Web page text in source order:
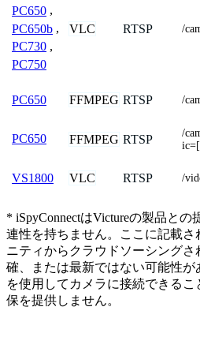
PC650 ,
PC650b ,
PC730 ,
PC750
VLC RTSP /
PC650 FFMPEG RTSP /
PC650 FFMPEG RTSP
/
VS1800 VLC RTSP /
* iSpyConnectはVictureの製品と
連性を持ちません。ここに記載さ
ニティからクラウドソーシング
確、または最新ではない可能性
を使用してカメラに接続できる
保を提供しません。